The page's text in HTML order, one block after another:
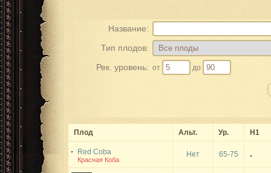
Название:
Тип плодов:
Рек. уровень: от до
Плод Альт. Ур. Н1
Red Coba
Красная Коба
Нет 65-75